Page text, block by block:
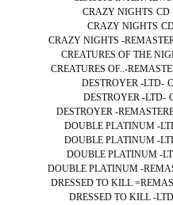
CRAZY NIGHTS CD
CRAZY NIGHTS
CRAZY NIGHTS -
CREATURES OF THE
CREATURES OF..-
DESTROYER -LTD-
DESTROYER -LTD-
DESTROYER -
DOUBLE PLATINUM -
DOUBLE PLATINUM -
DOUBLE PLATINUM -
DOUBLE PLATINUM -
DRESSED TO KILL
DRESSED TO KILL -